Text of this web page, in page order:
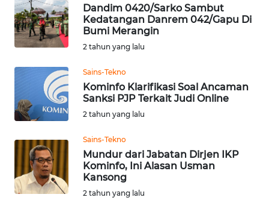
Dandim 0420/Sarko Sambut
Kedatangan Danrem 042/Gapu Di
Bumi Merangin
2 tahun yang lalu
Sains-Tekno
Kominfo Klarifikasi Soal Ancaman
Sanksi PJP Terkait Judi Online
2 tahun yang lalu
Sains-Tekno
Mundur dari Jabatan Dirjen IKP
Kominfo, Ini Alasan Usman
Kansong
2 tahun yang lalu
WN
KALTENG
KALTARA
WN
WN
KALTIM